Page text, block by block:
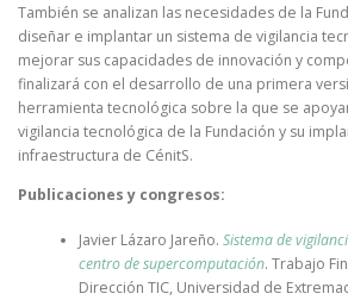
También se analizan las necesidades de la
diseñar e implantar un sistema de vigilancia
mejorar sus capacidades de innovación y
finalizará con el desarrollo de una primera
herramienta tecnológica sobre la que se
vigilancia tecnológica de la Fundación y su
infraestructura de CénitS.
Publicaciones y congresos:
Javier Lázaro Jareño. Sistema de
centro de supercomputación. Trabajo
Dirección TIC, Universidad de